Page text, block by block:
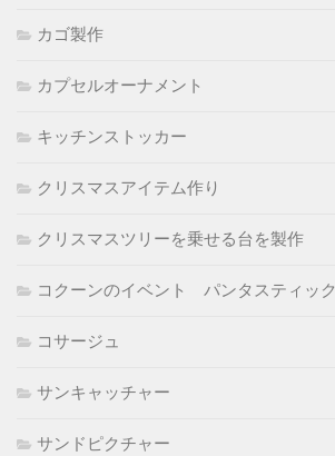
カゴ製作
カプセルオーナメント
キッチンストッカー
クリスマスアイテム作り
クリスマスツリーを乗せる台を製作
コクーンのイベント パンタスティック
コサージュ
サンキャッチャー
サンドピクチャー